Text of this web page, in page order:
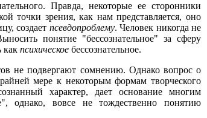
Правда, некоторые ее сторонники
точки зрения, как нам представляется, оно
создает псевдопроблему. Человек никогда не
понятие "бессознательное" за сферу
как психическое бессознательное.
не подвергают сомнению. Однако вопрос о
мере к некоторым формам творческого
характер, дает основание многим
однако, вовсе не тождественно понятию